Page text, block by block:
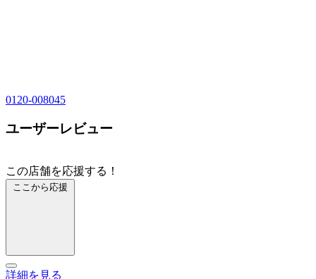
0120-008045
ユーザーレビュー
この店舗を応援する！
ここから応援
詳細を見る